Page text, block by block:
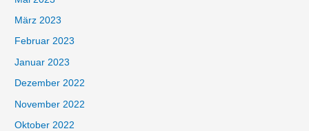
März 2023
Februar 2023
Januar 2023
Dezember 2022
November 2022
Oktober 2022